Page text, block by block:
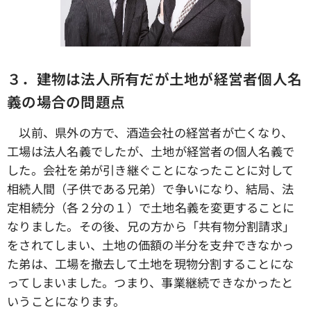
３．建物は法人所有だが土地が経営者個人名
義の場合の問題点
以前、県外の方で、酒造会社の経営者が亡くなり、
工場は法人名義でしたが、土地が経営者の個人名義で
した。会社を弟が引き継ぐことになったことに対して
相続人間（子供である兄弟）で争いになり、結局、法
定相続分（各２分の１）で土地名義を変更することに
なりました。その後、兄の方から「共有物分割請求」
をされてしまい、土地の価額の半分を支弁できなかっ
た弟は、工場を撤去して土地を現物分割することにな
ってしまいました。つまり、事業継続できなかったと
いうことになります。